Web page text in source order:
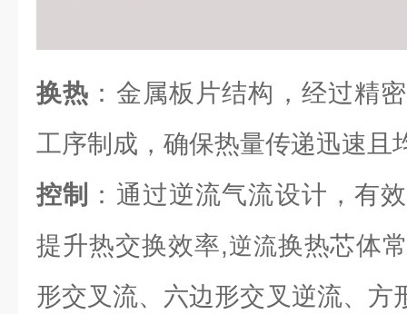
换热 ：金属板片结构，经过精
工序制成，确保热量传递迅速且
控制
：通过逆流气流设计，有
提升热交换效率,逆流换热芯体
形交叉流、六边形交叉逆流、方